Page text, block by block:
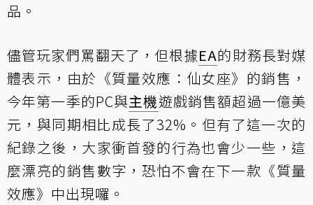
品。
儘管玩家們罵翻天了，但根據EA的財務長對媒
體表示，由於《質量效應：仙女座》的銷售，
今年第一季的PC與主機遊戲銷售額超過一億美
元，與同期相比成長了32%。但有了這一次的
紀錄之後，大家衝首發的行為也會少一些，這
麼漂亮的銷售數字，恐怕不會在下一款《質量
效應》中出現囉。